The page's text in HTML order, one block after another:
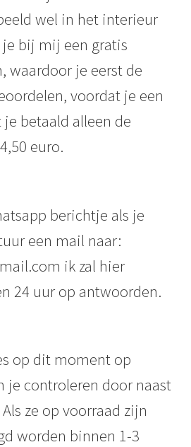
wel in het interieur
je bij mij een gratis
waardoor je eerst de
voordat je een
betaald alleen de
euro.
berichtje als je
een mail naar:
ik zal hier
24 uur op antwoorden.
op dit moment op
je controleren door naast
ze op voorraad zijn
worden binnen 1-3